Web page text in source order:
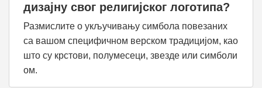
дизајну свог религијског логотипа?
Размислите о укључивању симбола повезаних
са вашом специфичном верском традицијом, као
што су крстови, полумесеци, звезде или симболи
ом.